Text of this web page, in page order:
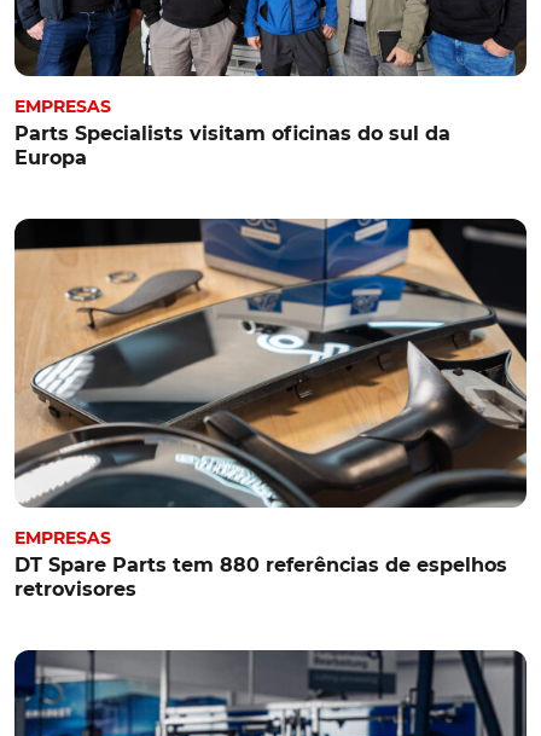
EMPRESAS
Parts Specialists visitam oficinas do sul da
Europa
EMPRESAS
DT Spare Parts tem 880 referências de espelhos
retrovisores